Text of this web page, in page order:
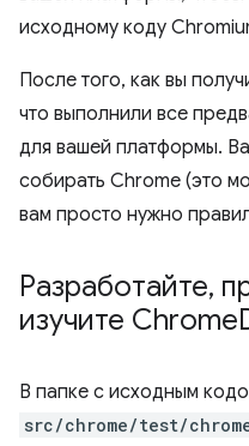
исходному коду
После того, как вы
что выполнили все
для вашей платформы.
собирать Chrome (это
вам просто нужно
Разработайте,
изучите Chrome
В папке с исходным
src/chrome/test/